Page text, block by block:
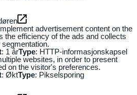
advertisement content on the
the efficiency of the ads and collects
: 1 årType: HTTP-informasjonskapsel
websites, in order to present
on the visitor's preferences.
: ØktType: Pikselsporing